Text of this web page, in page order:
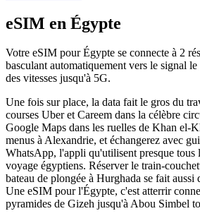
eSIM en Égypte
Votre eSIM pour Égypte se connecte à 2
basculant automatiquement vers le signal
des vitesses jusqu'à 5G.
Une fois sur place, la data fait le gros du
courses Uber et Careem dans la célèbre
Google Maps dans les ruelles de Khan el-
menus à Alexandrie, et échangerez avec
WhatsApp, l'appli qu'utilisent presque tous
voyage égyptiens. Réserver le train-
bateau de plongée à Hurghada se fait aussi
Une eSIM pour l'Égypte, c'est atterrir
pyramides de Gizeh jusqu'à Abou Simbel